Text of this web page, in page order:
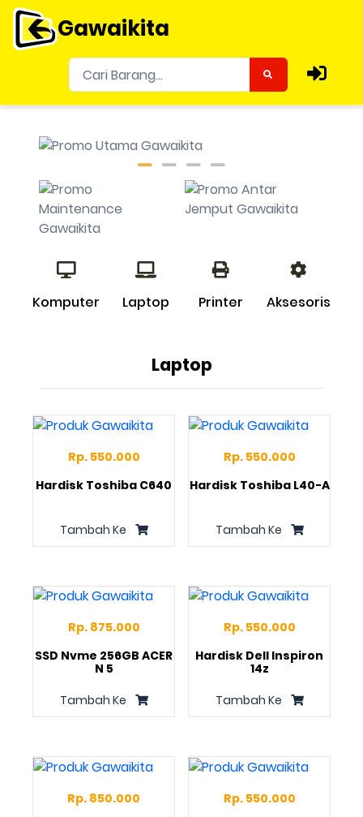
Gawaikita
Komputer Laptop Printer Aksesoris
Laptop
Rp. 550.000
Hardisk Toshiba C640
Tambah Ke
Rp. 550.000
Hardisk Toshiba L40-A
Tambah Ke
Rp. 875.000
SSD Nvme 256GB ACER
N 5
Tambah Ke
Rp. 550.000
Hardisk Dell Inspiron
14z
Tambah Ke
Rp. 850.000
Rp. 550.000